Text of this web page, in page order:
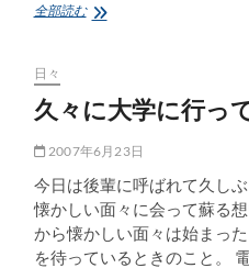
全部読むN
キ
ン
日々
久々に大学に行っ
2007年6月23日
今日は後輩に呼ばれて久し
懐かしい面々に会って蘇る
から懐かしい面々は始まっ
を待っているときのこと。